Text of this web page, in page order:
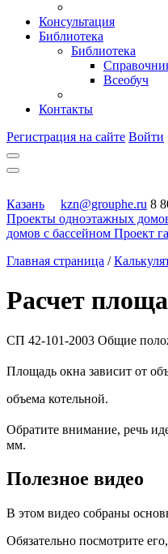
Консультация
Библиотека
Библиотека
Всеобуч
Контакты
Регистрация на сайте Войти
Казань kzn@grouphe.ru 8
Проекты одноэтажных
домов с бассейном Проект
Главная страница /
Расчет
СП 42-101-2003 Общие
Площадь окна зависит от
объема котельной.
Обратите внимание, речь
мм.
Полезное видео
В этом видео собраны
Обязательно посмотрите